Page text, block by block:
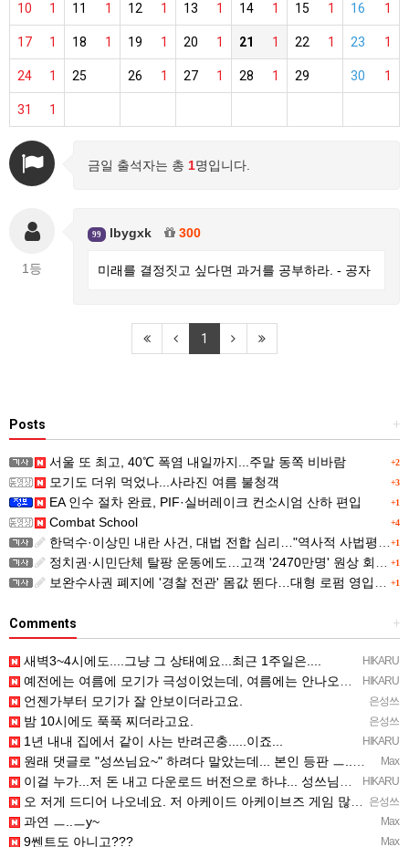
1
10 1
11 1
12 1
13 1
14 1
15 1
16
1
17 1
18 1
19 1
20 1
21 1
22 1
23
1
24 25 1
26 1
27 1
28 29 1
30
1
31
금일 출석자는 총 1명입니다.
1등
99 lbygxk 300
미래를 결정짓고 싶다면 과거를 공부하라. - 공자
1
+
Posts
+2
서울 또 최고, 40℃ 폭염 내일까지...주말 동쪽 비바람
+3
모기도 더위 먹었나...사라진 여름 불청객
+1
EA 인수 절차 완료, PIF·실버레이크 컨소시엄 산하 편입
+4
Combat School
+1
한덕수·이상민 내란 사건, 대법 전합 심리…"역사적 사법평가"(종합)
+1
정치권·시민단체 탈팡 운동에도…고객 '2470만명' 원상 회복, "고물가에 돌팡"
+1
보완수사권 폐지에 '경찰 전관' 몸값 뛴다…대형 로펌 영입전쟁
+
Comments
HIKARU
새벽3~4시에도....그냥 그 상태예요...최근 1주일은....
HIKARU
예전에는 여름에 모기가 극성이었는데, 여름에는 안나오는 것 같은.....ㅎ ㅎ)
은성쓰
언젠가부터 모기가 잘 안보이더라고요.
은성쓰
밤 10시에도 푹푹 찌더라고요.
HIKARU
1년 내내 집에서 같이 사는 반려곤충.....이죠...
Max
원래 댓글로 "성쓰님요~" 하려다 말았는데... 본인 등판 ㅡ..ㅡy~
HIKARU
이걸 누가...저 돈 내고 다운로드 버전으로 하냐... 성쓰님이 계셨다!!!...
은성쓰
오 저게 드디어 나오네요. 저 아케이드 아케이브즈 게임 많이 샀는데요 ㅎㅎㅎ
Max
과연 ㅡ..ㅡy~
Max
9쎈트도 아니고???